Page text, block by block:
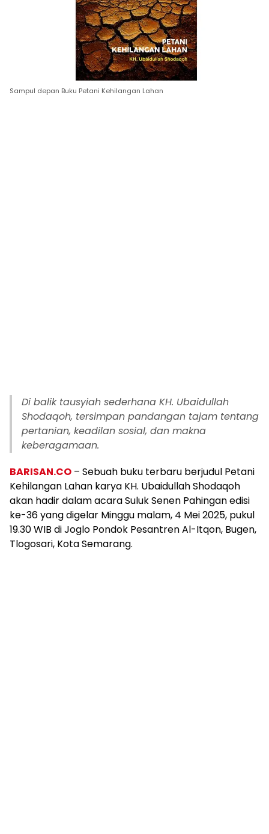
Sampul depan Buku Petani Kehilangan Lahan
Di balik tausyiah sederhana KH. Ubaidullah
Shodaqoh, tersimpan pandangan tajam tentang
pertanian, keadilan sosial, dan makna
keberagamaan.
BARISAN.CO – Sebuah buku terbaru berjudul Petani
Kehilangan Lahan karya KH. Ubaidullah Shodaqoh
akan hadir dalam acara Suluk Senen Pahingan edisi
ke-36 yang digelar Minggu malam, 4 Mei 2025, pukul
19.30 WIB di Joglo Pondok Pesantren Al-Itqon, Bugen,
Tlogosari, Kota Semarang.